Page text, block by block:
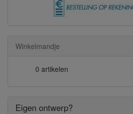
Winkelmandje
0 artikelen
Eigen ontwerp?